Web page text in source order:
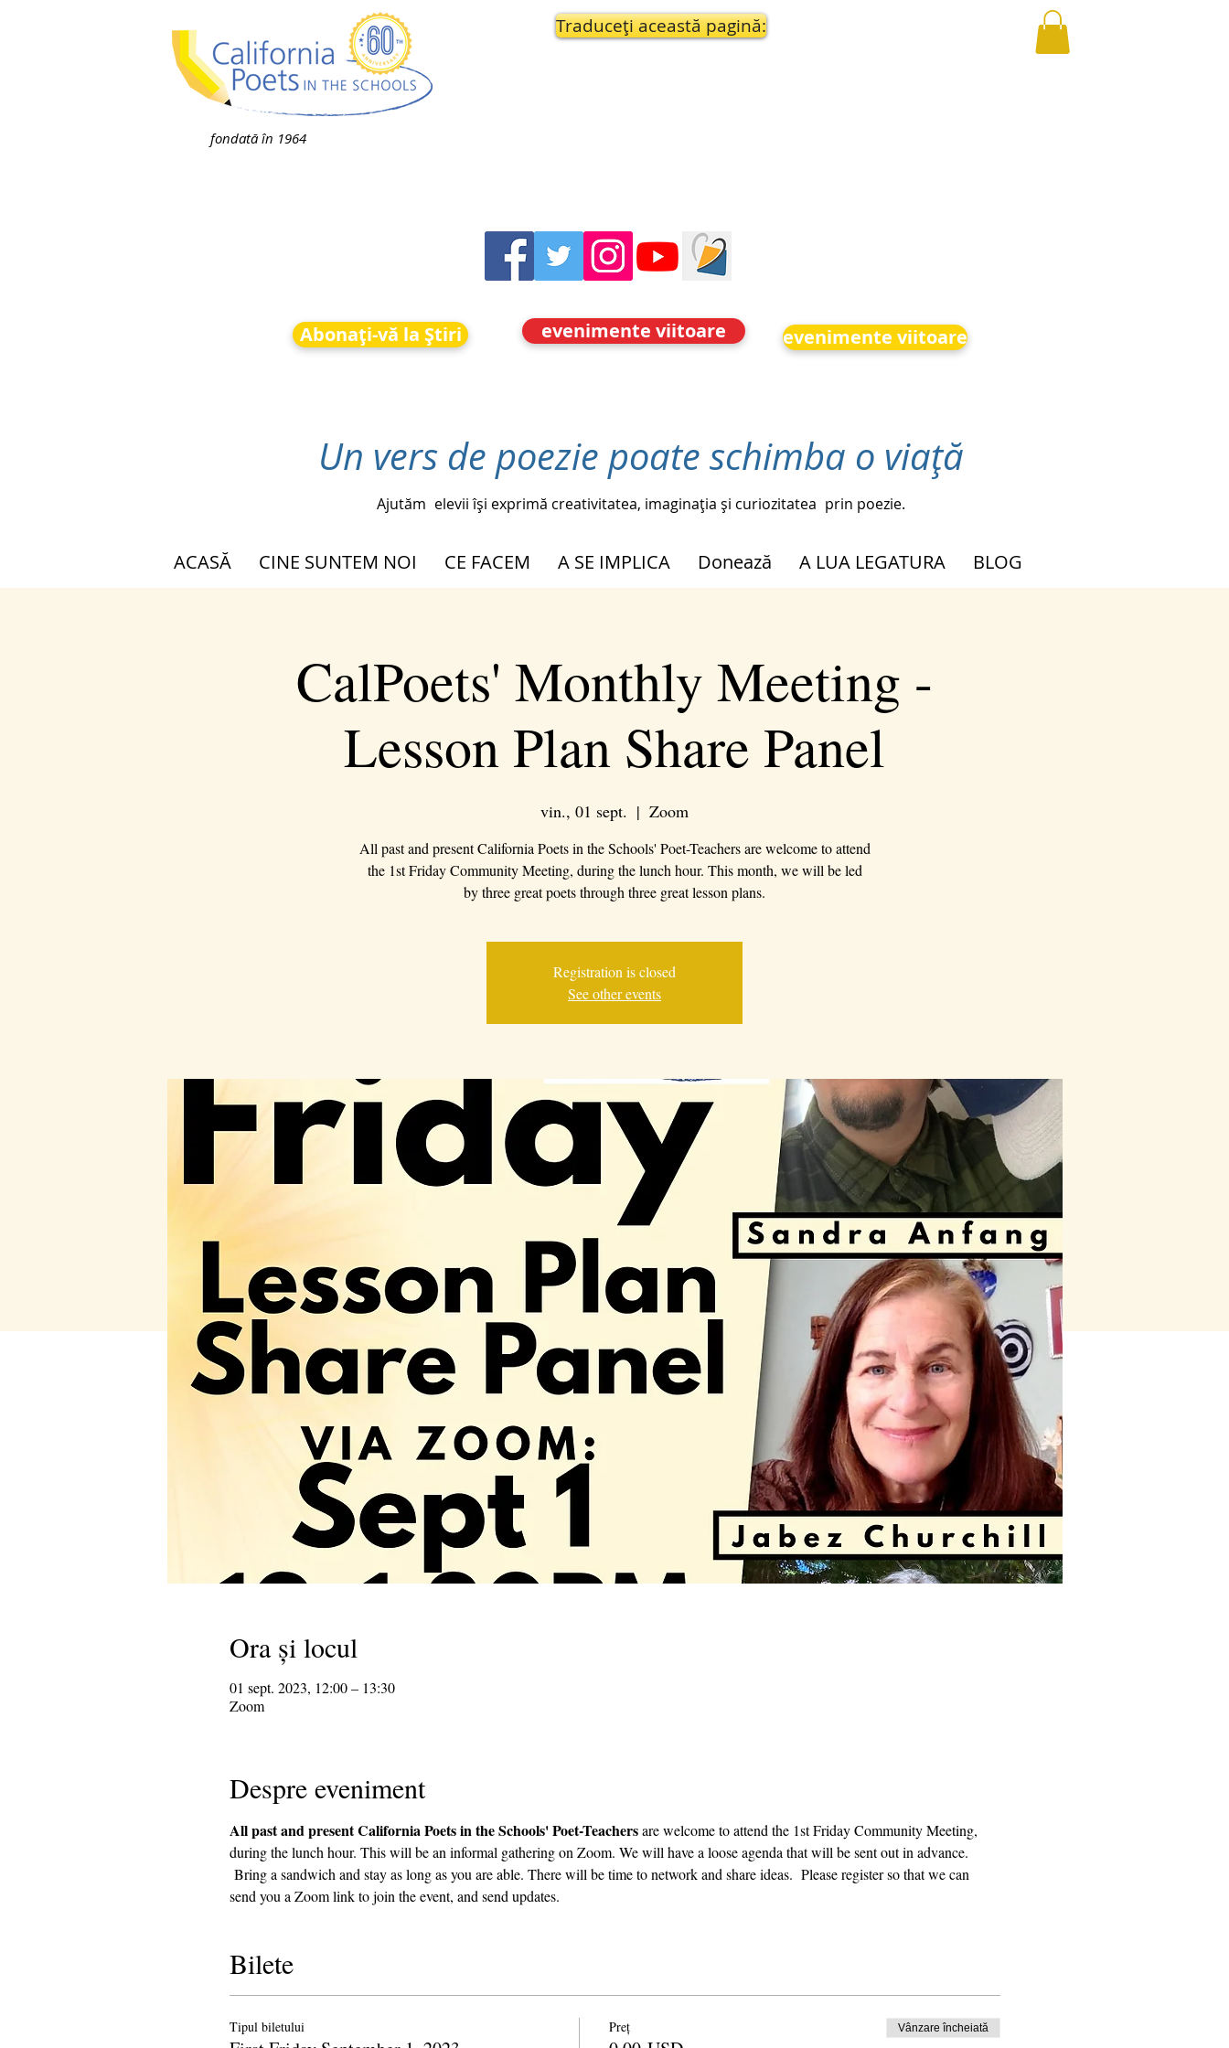
fondată în 1964
Traduceți această pagină:
Abonați-vă la Știri evenimente viitoare evenimente viitoare
Un vers de poezie poate schimba o viață
Ajutăm elevii își exprimă creativitatea, imaginația și curiozitatea prin poezie.
ACASĂ CINE SUNTEM NOI CE FACEM A SE IMPLICA Donează A LUA LEGATURA BLOG
CalPoets' Monthly Meeting -
Lesson Plan Share Panel
vin., 01 sept.
  |
Zoom
All past and present California Poets in the Schools' Poet-Teachers are welcome to attend
the 1st Friday Community Meeting, during the lunch hour. This month, we will be led
by three great poets through three great lesson plans.
Registration is closed
See other events
Ora și locul
01 sept. 2023, 12:00 – 13:30
Zoom
Despre eveniment
All past and present California Poets in the Schools' Poet-Teachers are welcome to attend the 1st Friday Community Meeting,
during the lunch hour. This will be an informal gathering on Zoom. We will have a loose agenda that will be sent out in advance.
Bring a sandwich and stay as long as you are able. There will be time to network and share ideas.  Please register so that we can
send you a Zoom link to join the event, and send updates.
Bilete
Tipul biletului Preț Vânzare încheiată